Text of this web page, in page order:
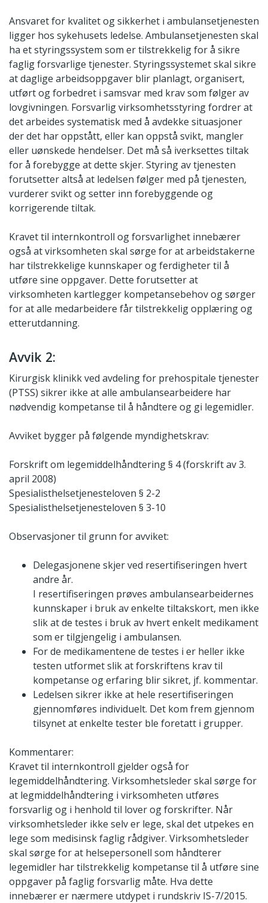
Ansvaret for kvalitet og sikkerhet i ambulansetjenesten
ligger hos sykehusets ledelse. Ambulansetjenesten skal
ha et styringssystem som er tilstrekkelig for å sikre
faglig forsvarlige tjenester. Styringssystemet skal sikre
at daglige arbeidsoppgaver blir planlagt, organisert,
utført og forbedret i samsvar med krav som følger av
lovgivningen. Forsvarlig virksomhetsstyring fordrer at
det arbeides systematisk med å avdekke situasjoner
der det har oppstått, eller kan oppstå svikt, mangler
eller uønskede hendelser. Det må så iverksettes tiltak
for å forebygge at dette skjer. Styring av tjenesten
forutsetter altså at ledelsen følger med på tjenesten,
vurderer svikt og setter inn forebyggende og
korrigerende tiltak.
Kravet til internkontroll og forsvarlighet innebærer
også at virksomheten skal sørge for at arbeidstakerne
har tilstrekkelige kunnskaper og ferdigheter til å
utføre sine oppgaver. Dette forutsetter at
virksomheten kartlegger kompetansebehov og sørger
for at alle medarbeidere får tilstrekkelig opplæring og
etterutdanning.
Avvik 2:
Kirurgisk klinikk ved avdeling for prehospitale tjenester
(PTSS) sikrer ikke at alle ambulansearbeidere har
nødvendig kompetanse til å håndtere og gi legemidler.
Avviket bygger på følgende myndighetskrav:
Forskrift om legemiddelhåndtering § 4 (forskrift av 3.
april 2008)
Spesialisthelsetjenesteloven § 2-2
Spesialisthelsetjenesteloven § 3-10
Observasjoner til grunn for avviket:
Delegasjonene skjer ved resertifiseringen hvert
andre år.
I resertifiseringen prøves ambulansearbeidernes
kunnskaper i bruk av enkelte tiltakskort, men ikke
slik at de testes i bruk av hvert enkelt medikament
som er tilgjengelig i ambulansen.
For de medikamentene de testes i er heller ikke
testen utformet slik at forskriftens krav til
kompetanse og erfaring blir sikret, jf. kommentar.
Ledelsen sikrer ikke at hele resertifiseringen
gjennomføres individuelt. Det kom frem gjennom
tilsynet at enkelte tester ble foretatt i grupper.
Kommentarer:
Kravet til internkontroll gjelder også for
legemiddelhåndtering. Virksomhetsleder skal sørge for
at legmiddelhåndtering i virksomheten utføres
forsvarlig og i henhold til lover og forskrifter. Når
virksomhetsleder ikke selv er lege, skal det utpekes en
lege som medisinsk faglig rådgiver. Virksomhetsleder
skal sørge for at helsepersonell som håndterer
legemidler har tilstrekkelig kompetanse til å utføre sine
oppgaver på faglig forsvarlig måte. Hva dette
innebærer er nærmere utdypet i rundskriv IS-7/2015.